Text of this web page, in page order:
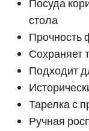
Посуда
стола
Прочность
Сохраняет
Подходит
Тарелка с
Ручная